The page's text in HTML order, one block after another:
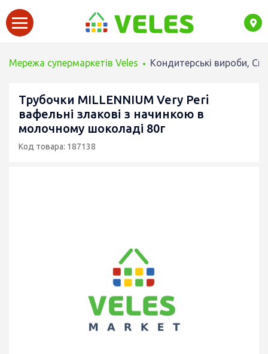
Мережа супермаркетів Veles Кондитерські вироби,
Трубочки MILLENNIUM Very Peri
вафельні злакові з начинкою в
молочному шоколаді 80г
Код товара: 187138